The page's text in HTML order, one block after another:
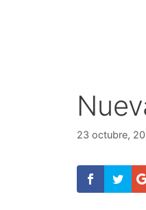
23 octubre,